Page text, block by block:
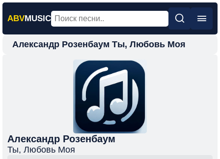
ABVMUSIC
Главная
Шансон
Фонк
Александр Розенбаум Ты, Любовь Моя
Александр Розенбаум
Ты, Любовь Моя